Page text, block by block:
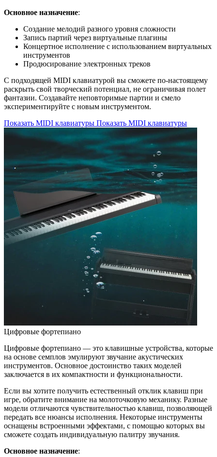
Основное назначение:
Создание мелодий разного уровня сложности
Запись партий через виртуальные плагины
Концертное исполнение с использованием виртуальных
инструментов
Продюсирование электронных треков
С подходящей MIDI клавиатурой вы сможете по-настоящему
раскрыть свой творческий потенциал, не ограничивая полет
фантазии. Создавайте неповторимые партии и смело
экспериментируйте с новым инструментом.
Показать MIDI клавиатуры Показать MIDI клавиатуры
Цифровые фортепиано
Цифровые фортепиано — это клавишные устройства, которые
на основе семплов эмулируют звучание акустических
инструментов. Основное достоинство таких моделей
заключается в их компактности и функциональности.
Если вы хотите получить естественный отклик клавиш при
игре, обратите внимание на молоточковую механику. Разные
модели отличаются чувствительностью клавиш, позволяющей
передать все нюансы исполнения. Некоторые инструменты
оснащены встроенными эффектами, с помощью которых вы
сможете создать индивидуальную палитру звучания.
Основное назначение: